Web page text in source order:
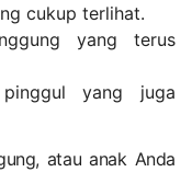
cukup terlihat.
yang terus
yang juga
atau anak Anda